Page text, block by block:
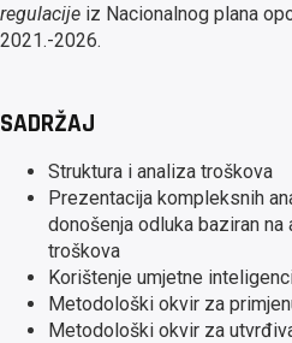
regulacije iz Nacionalnog plana
2021.-2026.
SADRŽAJ
Struktura i analiza troškova
Prezentacija kompleksnih
donošenja odluka baziran
troškova
Korištenje umjetne
Metodološki okvir za
Metodološki okvir za